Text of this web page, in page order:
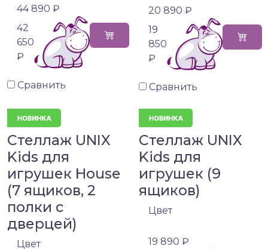
44 890 ₽
42
650
₽
Сравнить
20 890 ₽
19
850
₽
Сравнить
Стеллаж UNIX
Kids для
игрушек House
(7 ящиков, 2
полки с
дверцей)
Цвет
Стеллаж UNIX
Kids для
игрушек (9
ящиков)
Цвет
19 890 ₽